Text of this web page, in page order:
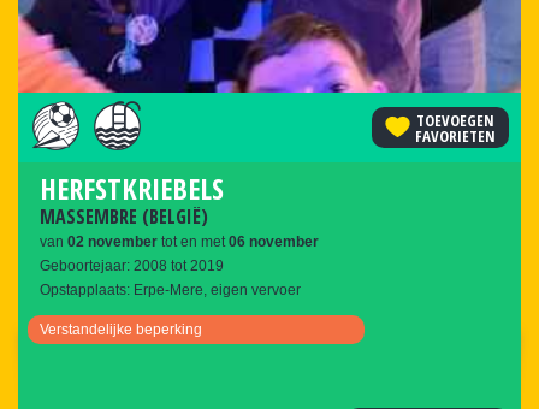
TOEVOEGEN
FAVORIETEN
HERFSTKRIEBELS
MASSEMBRE (BELGIË)
van 02 november tot en met06 november
Geboortejaar: 2008 tot 2019
Opstapplaats: Erpe-Mere, eigen vervoer
verstandelijke beperking